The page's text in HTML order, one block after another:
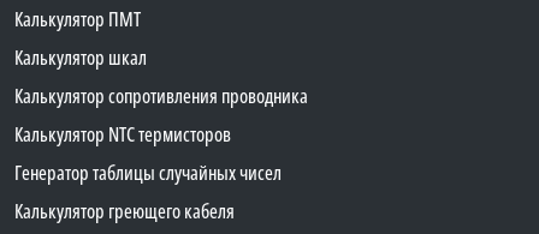
Калькулятор ПМТ
Калькулятор шкал
Калькулятор сопротивления проводника
Калькулятор NTC термисторов
Генератор таблицы случайных чисел
Калькулятор греющего кабеля